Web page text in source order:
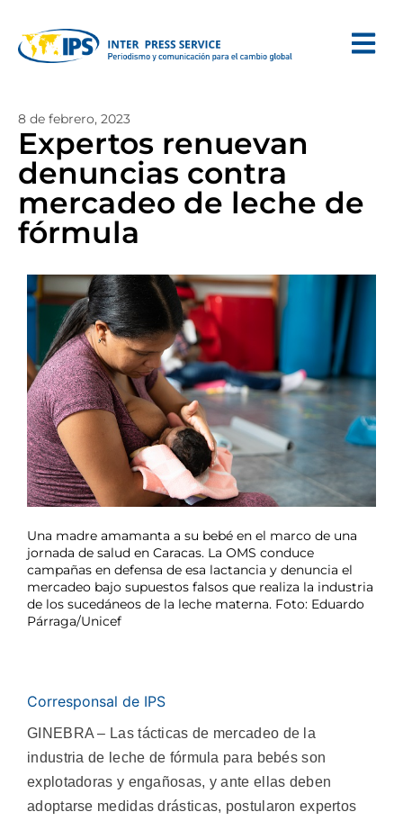
8 de febrero, 2023
Expertos renuevan
denuncias contra
mercadeo de leche de
fórmula
Una madre amamanta a su bebé en el marco de una
jornada de salud en Caracas. La OMS conduce
campañas en defensa de esa lactancia y denuncia el
mercadeo bajo supuestos falsos que realiza la industria
de los sucedáneos de la leche materna. Foto: Eduardo
Párraga/Unicef
Corresponsal de IPS
GINEBRA – Las tácticas de mercadeo de la
industria de leche de fórmula para bebés son
explotadoras y engañosas, y ante ellas deben
adoptarse medidas drásticas, postularon expertos